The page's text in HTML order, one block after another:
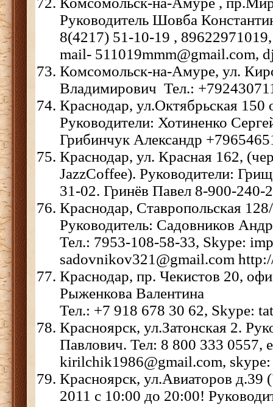
Руководитель Шовба
8(4217) 51-10-19 ,
mail- 511019mmm@gmail.com,
Комсомольск-на-Амуре, ул.
Владимирович Тел.:
Краснодар, ул.Октябрьская 150
Руководители: Хотиненко
Грибинчук Александр
Краснодар, ул. Красная 162,
JazzCoffee). Руководители:
31-02. Гринёв Павел 8-900-240-
Краснодар, Ставропольская
Руководитель: Садовников
Тел.: 7953-108-58-33, Skype:
sadovnikov321@gmail.com
Краснодар, пр. Чекистов 20,
Рыженкова Валентина
Тел.: +7 918 678 30 62, Skype:
Красноярск, ул.Затонская 2.
Павлович. Тел: 8 800 333 0557,
kirilchik1986@gmail.com,
Красноярск, ул.Авиаторов
2011 с 10:00 до 20:00!